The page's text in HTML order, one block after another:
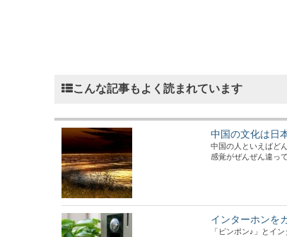
こんな記事もよく読まれています
中国の文化は日
中国の人といえばど
感覚がぜんぜん違っ
インターホンを
「ピンポン♪」とイ